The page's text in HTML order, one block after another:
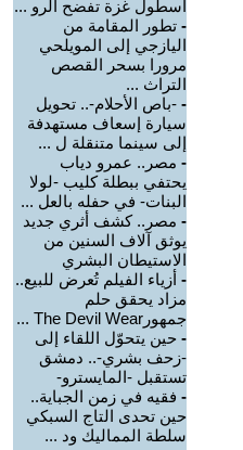
أسطول غزة تفضح الرو ...
- تطور المقامة من
اليازجي إلى المويلحي
مرورا بسحر القصص
التراث ...
- -باص الأحلام-.. تحويل
سيارة إسعاف مستهدفة
إلى سينما متنقلة ل ...
- مصر.. عمرو دياب
يحتفي ببطلة كليب -لولا
البنات- في حفله بالعل ...
- مصر.. كشف أثري جديد
يوثق آلاف السنين من
الاستيطان البشري
- أزياء الفيلم تُعرض للبيع..
مزاد يحقق حلم
جمهورThe Devil Wear ...
- حين يتحوّل اللقاء إلى
-زحف بشري-.. دمشق
تستقبل -المايسترو-
- فقيه في زمن الجباية..
حين تحدى التاج السبكي
سلطة المماليك ود ...